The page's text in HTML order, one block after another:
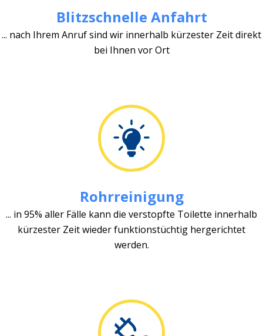
Blitzschnelle Anfahrt
... nach Ihrem Anruf sind wir innerhalb kürzester Zeit direkt
bei Ihnen vor Ort
Rohrreinigung
... in 95% aller Fälle kann die verstopfte Toilette innerhalb
kürzester Zeit wieder funktionstüchtig hergerichtet
werden.